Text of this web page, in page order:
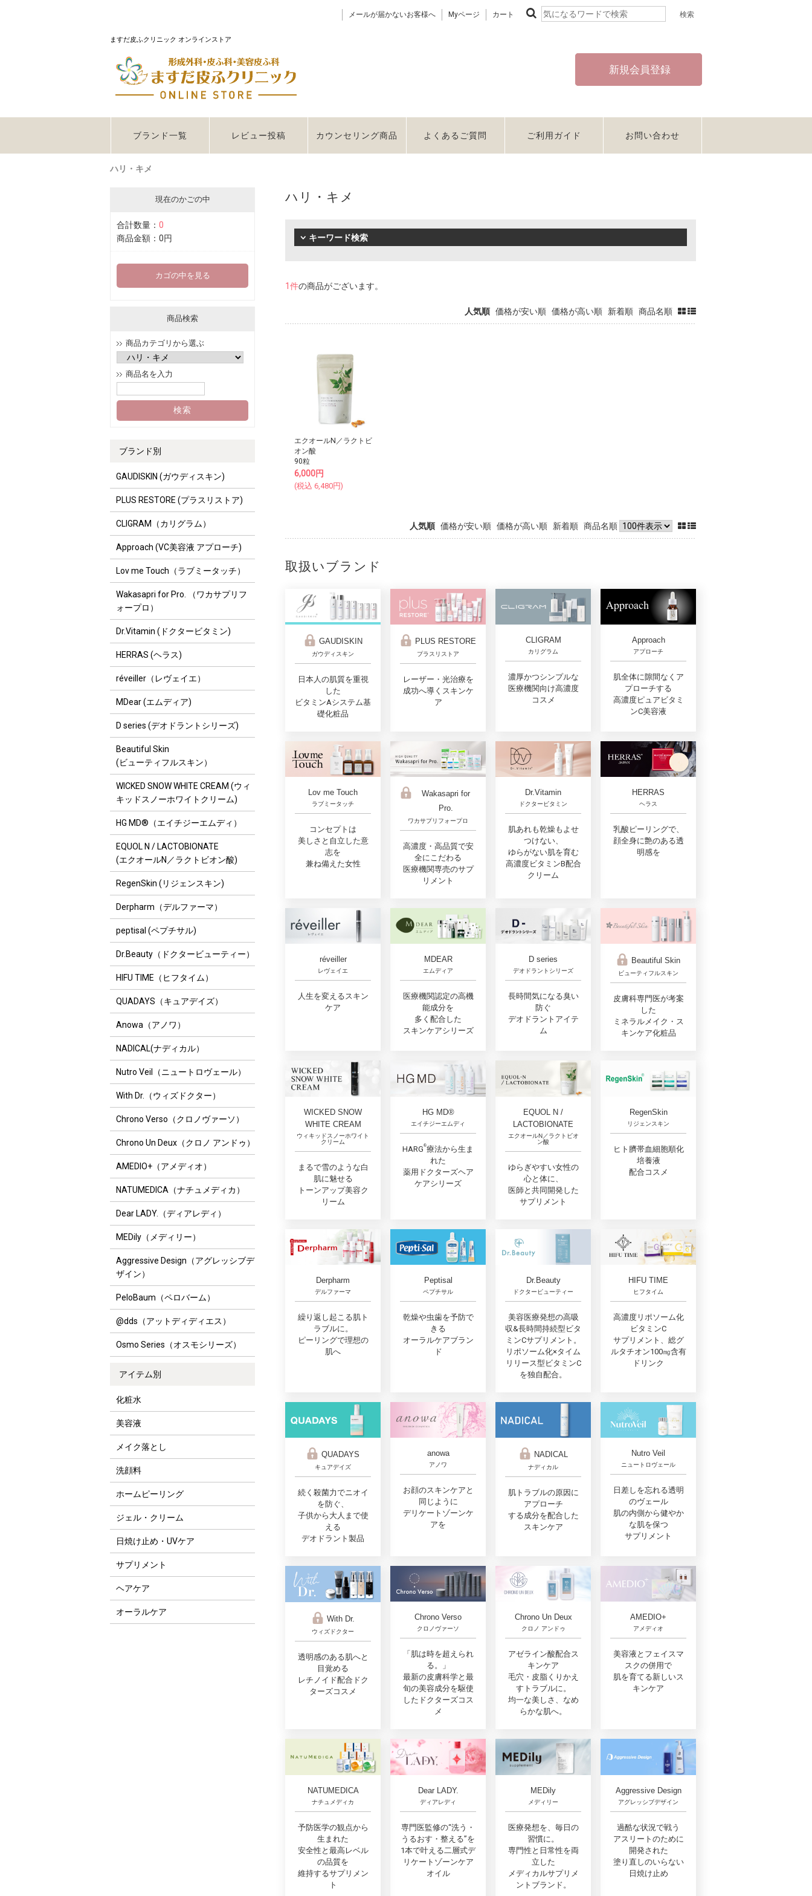
メールが届かないお客様へ Myページ カート
ますだ皮ふクリニック オンラインストア
新規会員登録
ブランド一覧 レビュー投稿 カウンセリング商品 よくあるご質問 ご利用ガイド お問い合わせ
ハリ・キメ
現在のかごの中
合計数量： 0
商品金額： 0円
カゴの中を見る
商品検索
商品カテゴリから選ぶ
商品名を入力
ブランド別
GAUDISKIN (ガウディスキン)
PLUS RESTORE (プラスリストア)
CLIGRAM（カリグラム）
Approach (VC美容液 アプローチ)
Lov me Touch（ラブミータッチ）
Wakasapri for Pro. （ワカサプリフ
ォープロ）
Dr.Vitamin (ドクタービタミン)
HERRAS (ヘラス)
réveiller（レヴェイエ）
MDear (エムディア)
D series (デオドラントシリーズ)
Beautiful Skin
(ビューティフルスキン）
WICKED SNOW WHITE CREAM (ウィ
キッドスノーホワイトクリーム)
HG MD®（エイチジーエムディ）
EQUOL N / LACTOBIONATE
(エクオールN／ラクトビオン酸)
RegenSkin (リジェンスキン)
Derpharm（デルファーマ）
peptisal (ペプチサル)
Dr.Beauty（ドクタービューティー）
HIFU TIME（ヒフタイム）
QUADAYS（キュアデイズ）
Anowa（アノワ）
NADICAL(ナディカル）
Nutro Veil（ニュートロヴェール）
With Dr.（ウィズドクター）
Chrono Verso（クロノヴァーソ）
Chrono Un Deux（クロノ アンドゥ）
AMEDIO+（アメディオ）
NATUMEDICA（ナチュメディカ）
Dear LADY.（ディアレディ）
MEDily（メディリー）
Aggressive Design（アグレッシブデ
ザイン）
PeloBaum（ペロバーム）
@dds（アットディディエス）
Osmo Series（オスモシリーズ）
アイテム別
化粧水
美容液
メイク落とし
洗顔料
ホームピーリング
ジェル・クリーム
日焼け止め・UVケア
サプリメント
ヘアケア
オーラルケア
ハリ・キメ
キーワード検索
1件の商品がございます。
人気順 価格が安い順 価格が高い順 新着順 商品名順
エクオールN／ラクトビ
オン酸
90粒
6,000円
(税込 6,480円)
人気順 価格が安い順 価格が高い順 新着順 商品名順
取扱いブランド
GAUDISKIN
ガウディスキン
日本人の肌質を重視
した
ビタミンAシステム基
礎化粧品
PLUS RESTORE
プラスリストア
レーザー・光治療を
成功へ導くスキンケ
ア
CLIGRAM
カリグラム
濃厚かつシンプルな
医療機関向け高濃度
コスメ
Approach
アプローチ
肌全体に隙間なくア
プローチする
高濃度ピュアビタミ
ンC美容液
Lov me Touch
ラブミータッチ
コンセプトは
美しさと自立した意
志を
兼ね備えた女性
Wakasapri for
Pro.
ワカサプリフォープロ
高濃度・高品質で安
全にこだわる
医療機関専売のサプ
リメント
Dr.Vitamin
ドクタービタミン
肌あれも乾燥もよせ
つけない、
ゆらがない肌を育む
高濃度ビタミンB配合
クリーム
HERRAS
ヘラス
乳酸ピーリングで、
顔全身に艶のある透
明感を
réveiller
レヴェイエ
人生を変えるスキン
ケア
MDEAR
エムディア
医療機関認定の高機
能成分を
多く配合した
スキンケアシリーズ
D series
デオドラントシリーズ
長時間気になる臭い
防ぐ
デオドラントアイテ
ム
Beautiful Skin
ビューティフルスキン
皮膚科専門医が考案
した
ミネラルメイク・ス
キンケア化粧品
WICKED SNOW
WHITE CREAM
ウィキッドスノーホワイト
クリーム
まるで雪のような白
肌に魅せる
トーンアップ美容ク
リーム
HG MD®
エイチジーエムディ
HARG®︎療法から生ま
れた
薬用ドクターズヘア
ケアシリーズ
EQUOL N /
LACTOBIONATE
エクオールN／ラクトビオ
ン酸
ゆらぎやすい女性の
心と体に、
医師と共同開発した
サプリメント
RegenSkin
リジェンスキン
ヒト臍帯血細胞順化
培養液
配合コスメ
Derpharm
デルファーマ
繰り返し起こる肌ト
ラブルに。
ピーリングで理想の
肌へ
Peptisal
ペプチサル
乾燥や虫歯を予防で
きる
オーラルケアブラン
ド
Dr.Beauty
ドクタービューティー
美容医療発想の高吸
収&長時間持続型ビタ
ミンCサプリメント。
リポソーム化×タイム
リリース型ビタミンC
を独自配合。
HIFU TIME
ヒフタイム
高濃度リポソーム化
ビタミンC
サプリメント、総グ
ルタチオン100㎎含有
ドリンク
QUADAYS
キュアデイズ
続く殺菌力でニオイ
を防ぐ、
子供から大人まで使
える
デオドラント製品
anowa
アノワ
お顔のスキンケアと
同じように
デリケートゾーンケ
アを
NADICAL
ナディカル
肌トラブルの原因に
アプローチ
する成分を配合した
スキンケア
Nutro Veil
ニュートロヴェール
日差しを忘れる透明
のヴェール
肌の内側から健やか
な肌を保つ
サプリメント
With Dr.
ウィズドクター
透明感のある肌へと
目覚める
レチノイド配合ドク
ターズコスメ
Chrono Verso
クロノヴァーソ
「肌は時を超えられ
る。」
最新の皮膚科学と最
旬の美容成分を駆使
したドクターズコス
メ
Chrono Un Deux
クロノ アンドゥ
アゼライン酸配合ス
キンケア
毛穴・皮脂くりかえ
すトラブルに。
均一な美しさ、なめ
らかな肌へ。
AMEDIO+
アメディオ
美容液とフェイスマ
スクの併用で
肌を育てる新しいス
キンケア
NATUMEDICA
ナチュメディカ
予防医学の観点から
生まれた
安全性と最高レベル
の品質を
維持するサプリメン
ト
Dear LADY.
ディアレディ
専門医監修の“洗う・
うるおす・整える”を
1本で叶える二層式デ
リケートゾーンケア
オイル
MEDily
メディリー
医療発想を、毎日の
習慣に。
専門性と日常性を両
立した
メディカルサプリメ
ントブランド。
Aggressive Design
アグレッシブデザイン
過酷な状況で戦う
アスリートのために
開発された
塗り直しのいらない
日焼け止め